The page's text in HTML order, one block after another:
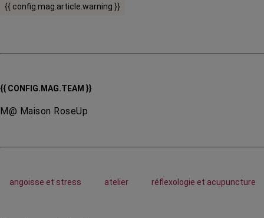
{{ config.mag.article.warning }}
{{ CONFIG.MAG.TEAM }}
M@ Maison RoseUp
angoisse et stress atelier réflexologie et acupuncture